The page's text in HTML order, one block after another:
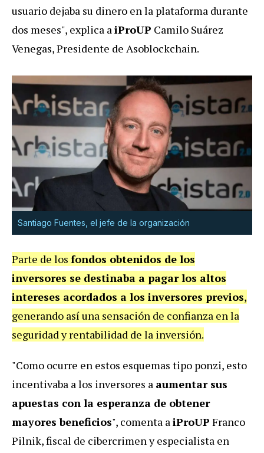
usuario dejaba su dinero en la plataforma durante
dos meses", explica aiProUP Camilo Suárez
Venegas, Presidente de Asoblockchain.
Santiago Fuentes, el jefe de la organización
Parte de los fondos obtenidos de los
inversores se destinaba a pagar los altos
intereses acordados a los inversores previos,
generando así una sensación de confianza en la
seguridad y rentabilidad de la inversión.
"Como ocurre en estos esquemas tipo ponzi, esto
incentivaba a los inversores a aumentar sus
apuestas con la esperanza de obtener
mayores beneficios", comenta a iProUP Franco
Pilnik, fiscal de cibercrimen y especialista en